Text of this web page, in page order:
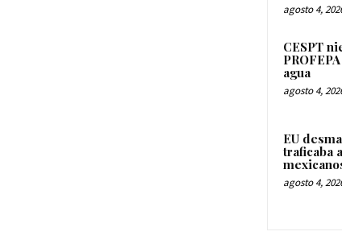
agosto 4,
CESPT
agua
agosto 4,
EU
traficaba
agosto 4,